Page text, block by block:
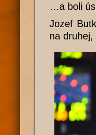
…a boli
Jozef
na